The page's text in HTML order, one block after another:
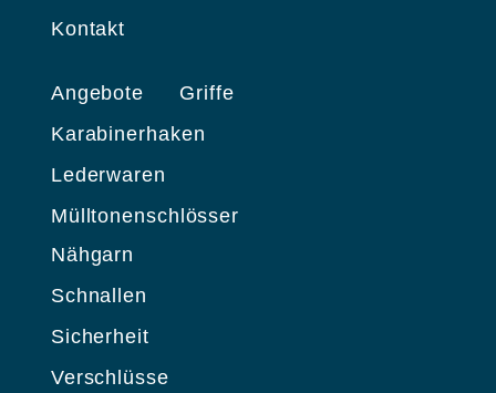
Kontakt
Nähgarn
Schnallen
Sicherheit
Verschlüsse
Angebote
Griffe
Karabinerhaken
Lederwaren
Mülltonenschlösser